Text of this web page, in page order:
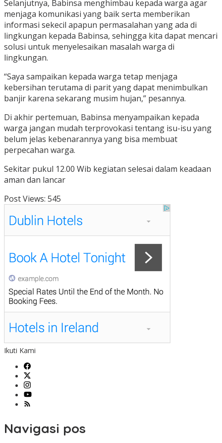
Selanjutnya, Babinsa menghimbau kepada warga agar
menjaga komunikasi yang baik serta memberikan
informasi sekecil apapun permasalahan yang ada di
lingkungan kepada Babinsa, sehingga kita dapat mencari
solusi untuk menyelesaikan masalah warga di
lingkungan.
“Saya sampaikan kepada warga tetap menjaga
kebersihan terutama di parit yang dapat menimbulkan
banjir karena sekarang musim hujan,” pesannya.
Di akhir pertemuan, Babinsa menyampaikan kepada
warga jangan mudah terprovokasi tentang isu-isu yang
belum jelas kebenarannya yang bisa membuat
perpecahan warga.
Sekitar pukul 12.00 Wib kegiatan selesai dalam keadaan
aman dan lancar
Post Views: 545
Ikuti Kami
Navigasi pos